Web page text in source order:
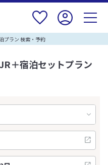
プラン 検索・予約
＋宿泊セットプラン